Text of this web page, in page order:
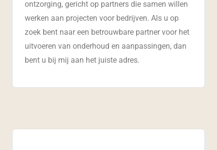
ontzorging, gericht op partners die samen willen
werken aan projecten voor bedrijven. Als u op
zoek bent naar een betrouwbare partner voor het
uitvoeren van onderhoud en aanpassingen, dan
bent u bij mij aan het juiste adres.